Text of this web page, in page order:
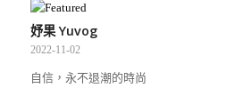
妤果 Yuvog
2022-11-02
自信，永不退潮的時尚